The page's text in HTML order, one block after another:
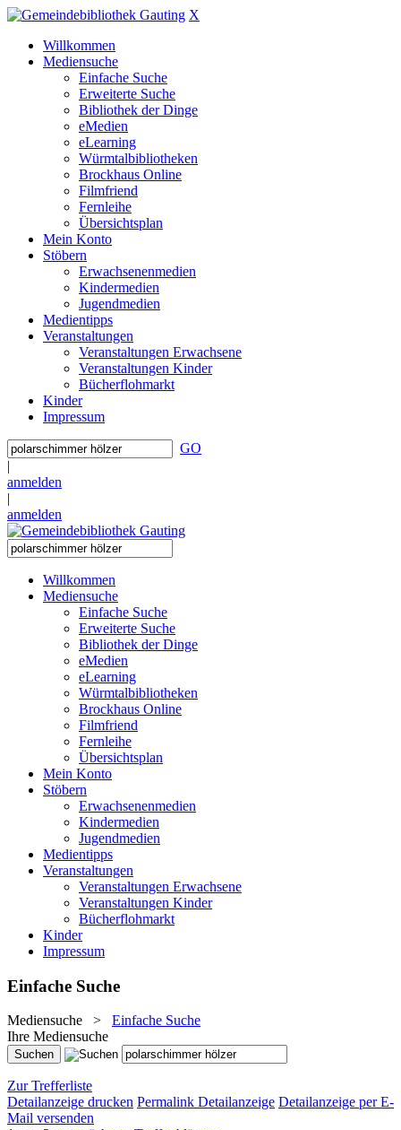
X
Willkommen
Mediensuche
Einfache Suche
Erweiterte Suche
Bibliothek der Dinge
eMedien
eLearning
Würmtalbibliotheken
Brockhaus Online
Filmfriend
Fernleihe
Übersichtsplan
Mein Konto
Stöbern
Erwachsenenmedien
Kindermedien
Jugendmedien
Medientipps
Veranstaltungen
Veranstaltungen Erwachsene
Veranstaltungen Kinder
Bücherflohmarkt
Kinder
Impressum
GO
|
anmelden
|
anmelden
Willkommen
Mediensuche
Einfache Suche
Erweiterte Suche
Bibliothek der Dinge
eMedien
eLearning
Würmtalbibliotheken
Brockhaus Online
Filmfriend
Fernleihe
Übersichtsplan
Mein Konto
Stöbern
Erwachsenenmedien
Kindermedien
Jugendmedien
Medientipps
Veranstaltungen
Veranstaltungen Erwachsene
Veranstaltungen Kinder
Bücherflohmarkt
Kinder
Impressum
Einfache Suche
Mediensuche > Einfache Suche
Ihre Mediensuche
Zur Trefferliste
Detailanzeige drucken Permalink Detailanzeige Detailanzeige per E-
Mail versenden